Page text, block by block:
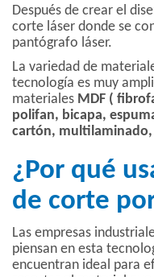
Después de crear el
corte láser donde se
pantógrafo láser.
La variedad de
tecnología es muy
materiales MDF (
polifan, bicapa,
cartón,
¿Por qué
de corte
Las empresas
piensan en esta
encuentran ideal para